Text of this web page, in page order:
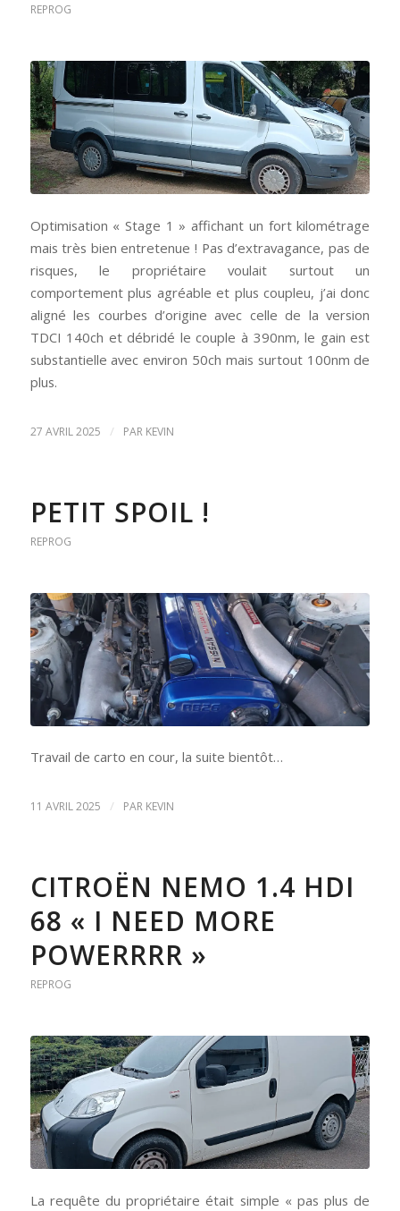
REPROG
Optimisation « Stage 1 » affichant un fort kilométrage
mais très bien entretenue ! Pas d’extravagance, pas de
risques, le propriétaire voulait surtout un
comportement plus agréable et plus coupleu, j’ai donc
aligné les courbes d’origine avec celle de la version
TDCI 140ch et débridé le couple à 390nm, le gain est
substantielle avec environ 50ch mais surtout 100nm de
plus.
27 AVRIL 2025 / PAR KEVIN
PETIT SPOIL !
REPROG
Travail de carto en cour, la suite bientôt…
11 AVRIL 2025 / PAR KEVIN
CITROËN NEMO 1.4 HDI
68 « I NEED MORE
POWERRRR »
REPROG
La requête du propriétaire était simple « pas plus de